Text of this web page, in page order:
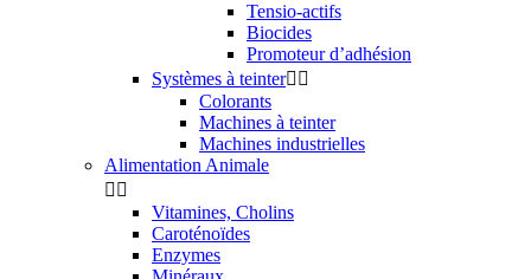
Tensio-actifs
Biocides
Promoteur d’adhésion
Systèmes à teinter 
Colorants
Machines à teinter
Machines industrielles
Alimentation Animale
 
Vitamines, Cholins
Caroténoïdes
Enzymes